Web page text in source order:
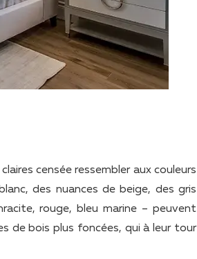
censée ressembler aux couleurs
des nuances de beige, des gris
rouge, bleu marine – peuvent
de bois plus foncées, qui à leur tour